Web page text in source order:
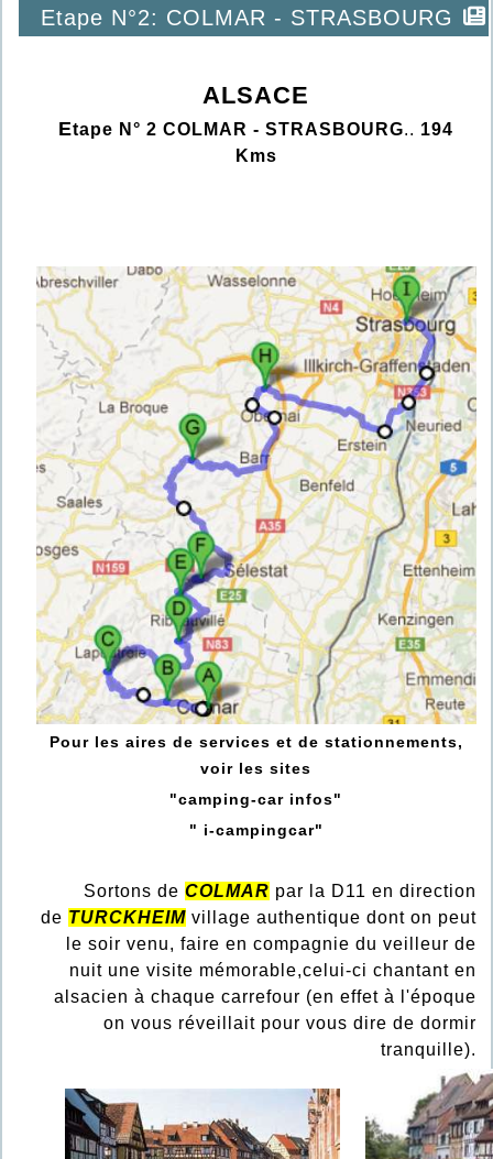
Etape N°2: COLMAR - STRASBOURG
ALSACE
Etape N° 2 COLMAR - STRASBOURG.. 194
Kms
Pour les aires de services et de stationnements,
voir les sites
"camping-car infos"
" i-campingcar"
Sortons de COLMAR par la D11 en direction
de TURCKHEIMvillage authentique dont on peut
le soir venu, faire en compagnie du veilleur de
nuit une visite mémorable,celui-ci chantant en
alsacien à chaque carrefour (en effet à l'époque
on vous réveillait pour vous dire de dormir
tranquille).